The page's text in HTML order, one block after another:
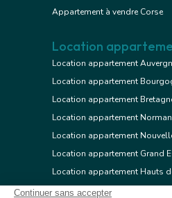
Appartement à vendre Corse
Location
Location appartement
Location appartement
Location appartement
Location appartement
Location appartement
Location appartement Grand
Location appartement Hauts
Location appartement Ile de